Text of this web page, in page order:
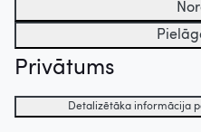
Privātums
Detalizētāka informācija